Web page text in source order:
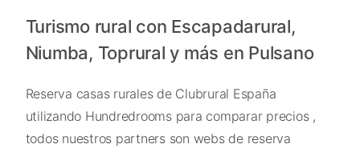
Turismo rural con Escapadarural,
Niumba, Toprural y más en Pulsano
Reserva casas rurales de Clubrural España
utilizando Hundredrooms para comparar precios ,
todos nuestros partners son webs de reserva